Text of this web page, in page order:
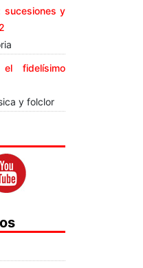
sucesiones y
el fidelísimo
y folclor